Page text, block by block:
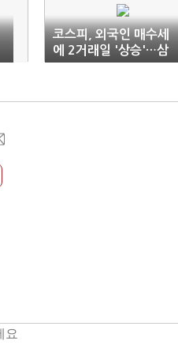
코스피, 외국인 매수세
에 2거래일 '상승'…삼
성전자 2.76%↑